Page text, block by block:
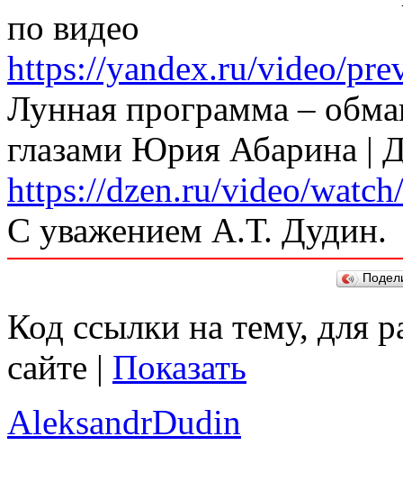
по видео
https://yandex.ru/video/
Лунная программа –
глазами Юрия Абарина |
https://dzen.ru/video/
С уважением А.Т. Дудин.
Код ссылки на тему, для
сайте | Показать
AleksandrDudin